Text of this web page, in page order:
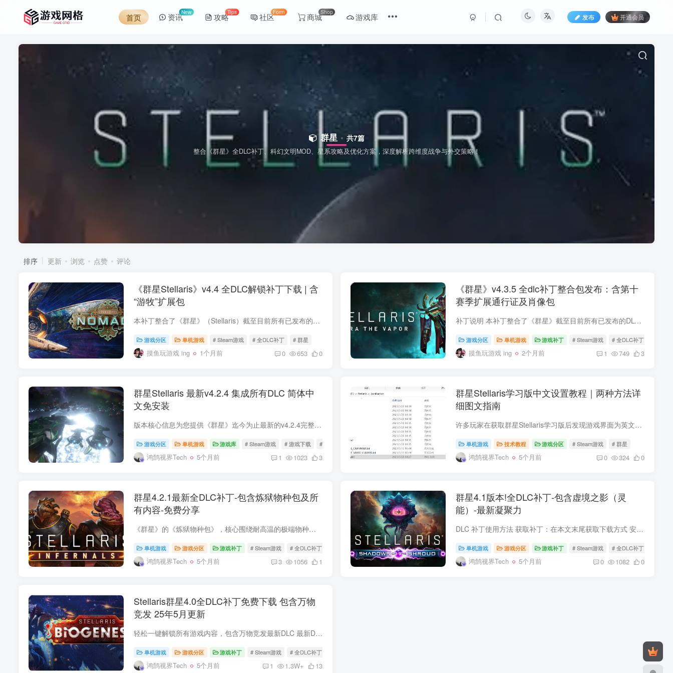
首页 资讯New 攻略Tips 社区Form 商城Shop 游戏库 发布 开通会员
群星 共7篇
整合《群星》全DLC补丁、科幻文明MOD、星系攻略及优化方案，深度解析跨维度战争与外交策略！
排序 更新 浏览 点赞 评论
《群星Stellaris》v4.4 全DLC解锁补丁下载 | 含
“游牧”扩展包
本补丁整合了《群星》（Stellaris）截至目前所有已发布的DLC扩展内容，包括最新于2026年6月15日正式上线的“游牧”（Nomads）扩展包，同步收录了伴随DLC推出的4.4版本更新（代号“飞马座”）带...
游戏分区 单机游戏 # Steam游戏 # 全DLC补丁 # 群星
摸鱼玩游戏 ing 1个月前 0 653 0
《群星》v4.3.5 全dlc补丁整合包发布：含第十
赛季扩展通行证及肖像包
补丁说明 本补丁整合了《群星》截至目前所有已发布的DLC扩展内容，包括官方于2026年4月29日正式上线的 第十赛季扩展通行证（Season 10 Expansion Pass） 及其附赠的 “蒸汽薇普...
游戏分区 单机游戏 游戏补丁 # Steam游戏 # 全DLC补丁
摸鱼玩游戏 ing 2个月前 1 749 3
群星Stellaris 最新v4.2.4 集成所有DLC 简体中
文免安装
版本核心信息为您提供《群星》迄今为止最新的v4.2.4完整学习版。此版本已集成游戏发售至今的所有扩展包与DLC内容，内置官方简体中文语言，并已处理为免安装格式。下载解压后，无需任何复杂步骤...
游戏分区 单机游戏 游戏库 # Steam游戏 # 游戏下载 # 群星
鸿鹄视界Tech 5个月前 1 1023 3
群星Stellaris学习版中文设置教程｜两种方法详
细图文指南
许多玩家在获取群星Stellaris学习版后发现游戏界面为英文，不知如何切换为中文。本教程将详细讲解两种可靠的中文设置方法，帮助您快速完成汉化。 方法一：通过官方启动器设置中文（推荐首选） ...
单机游戏 技术教程 游戏分区 # Steam游戏 # 群星
鸿鹄视界Tech 5个月前 0 324 0
群星4.2.1最新全DLC补丁-包含炼狱物种包及所
有内容-免费分享
《群星》的《炼狱物种包》，核心围绕耐高温的极端物种展开，更新内容聚焦独特玩法和丰富新元素 DLC 补丁使用方法 获取补丁：在本文末尾获取下载方式 安装步骤： 下载完成后，解压补丁文件。 找...
单机游戏 游戏分区 游戏补丁 # Steam游戏 # 全DLC补丁
鸿鹄视界Tech 5个月前 3 1056 1
群星4.1版本!全DLC补丁-包含虚境之影（灵
能）-最新凝聚力
DLC 补丁使用方法 获取补丁：在本文末尾获取下载方式 安装步骤： 下载完成后，解压补丁文件。 找到游戏安装目录。一般来说，在 Steam 库中，右键单击游戏名，选择管理→浏览本地文件，即可打开...
单机游戏 游戏分区 游戏补丁 # Steam游戏 # 全DLC补丁
鸿鹄视界Tech 5个月前 0 1082 0
Stellaris群星4.0全DLC补丁免费下载 包含万物
竞发 25年5月更新
轻松一键解锁所有游戏内容，包含万物竞发最新DLC 最新DLC内容速览 群星：万物竞发（2025 年 5 月 5 日）：玩家可操控活体舰船，改造星球生态系统，运用先进基因武器重塑帝国命运。优化基因飞升...
单机游戏 游戏分区 游戏补丁 # Steam游戏 # 全DLC补丁
鸿鹄视界Tech 5个月前 1 1.3W+ 13